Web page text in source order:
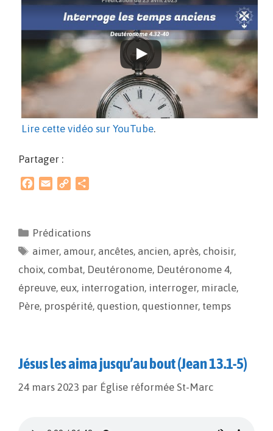
Lire cette vidéo sur YouTube.
Partager :
b
o
o
l
L
i
a
g
e
Prédications
aimer, amour, ancêtes, ancien, après, choisir,
choix, combat, Deutéronome, Deutéronome 4,
épreuve, eux, interrogation, interroger, miracle,
Père, prospérité, question, questionner, temps
Jésus les aima jusqu’au bout (Jean 13.1-5)
24 mars 2023 par Église réformée St-Marc